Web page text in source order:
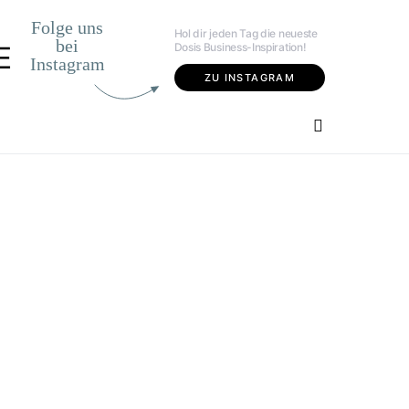
Folge uns
bei
Instagram
Hol dir jeden Tag die neueste
Dosis Business-Inspiration!
ZU INSTAGRAM